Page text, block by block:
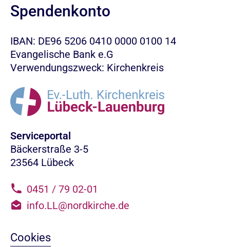
Spendenkonto
IBAN: DE96 5206 0410 0000 0100 14
Evangelische Bank e.G
Verwendungszweck: Kirchenkreis
Serviceportal
Bäckerstraße 3-5
23564 Lübeck
0451 / 79 02-01
info.LL@nordkirche.de
Cookies